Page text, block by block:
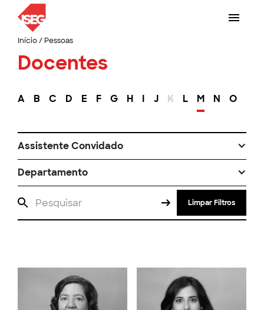
Início/ Pessoas
Docentes
A B C D E F G H I J K L M N O
Assistente Convidado
Departamento
Limpar Filtros